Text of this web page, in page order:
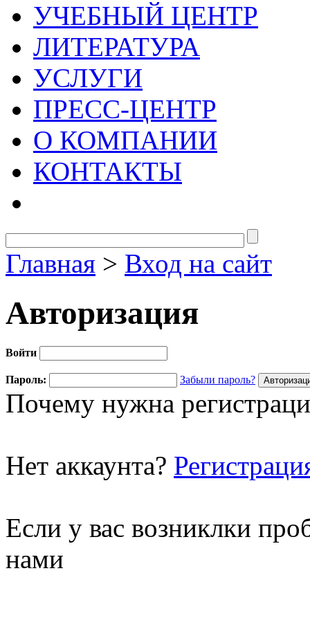
УЧЕБНЫЙ ЦЕНТР
ЛИТЕРАТУРА
УСЛУГИ
ПРЕСС-ЦЕНТР
О КОМПАНИИ
КОНТАКТЫ
Главная > Вход на сайт
Авторизация
Войти
Пароль: Забыли пароль?
Почему нужна
Нет аккаунта?
Если у вас возниклки
нами